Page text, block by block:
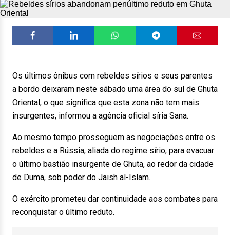
Os últimos ônibus com rebeldes sírios e seus parentes
a bordo deixaram neste sábado uma área do sul de Ghuta
Oriental, o que significa que esta zona não tem mais
insurgentes, informou a agência oficial síria Sana.
Ao mesmo tempo prosseguem as negociações entre os
rebeldes e a Rússia, aliada do regime sírio, para evacuar
o último bastião insurgente de Ghuta, ao redor da cidade
de Duma, sob poder do Jaish al-Islam.
O exército prometeu dar continuidade aos combates para
reconquistar o último reduto.